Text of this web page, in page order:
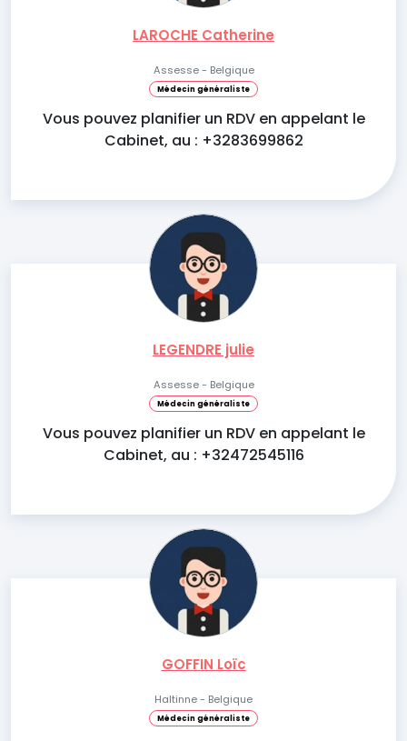
LAROCHE Catherine
Assesse - Belgique
Médecin généraliste
Vous pouvez planifier un RDV en appelant le
Cabinet, au : +3283699862
LEGENDRE julie
Assesse - Belgique
Médecin généraliste
Vous pouvez planifier un RDV en appelant le
Cabinet, au : +32472545116
GOFFIN Loïc
Haltinne - Belgique
Médecin généraliste